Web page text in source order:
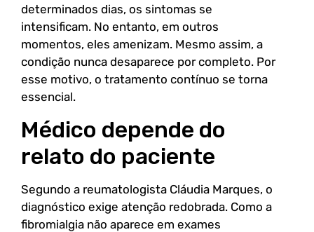
determinados dias, os sintomas se
intensificam. No entanto, em outros
momentos, eles amenizam. Mesmo assim, a
condição nunca desaparece por completo. Por
esse motivo, o tratamento contínuo se torna
essencial.
Médico depende do
relato do paciente
Segundo a reumatologista Cláudia Marques, o
diagnóstico exige atenção redobrada. Como a
fibromialgia não aparece em exames